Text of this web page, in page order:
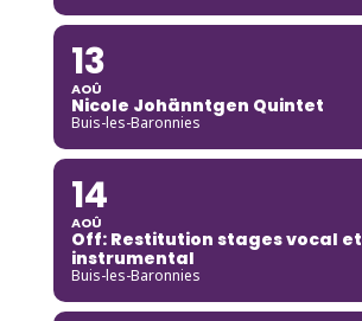
13
AOÛ
Nicole Johänntgen Quintet
Buis-les-Baronnies
14
AOÛ
Off: Restitution stages vocal et
instrumental
Buis-les-Baronnies